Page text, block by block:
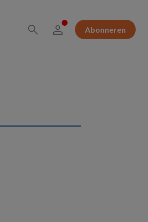
Abonneren